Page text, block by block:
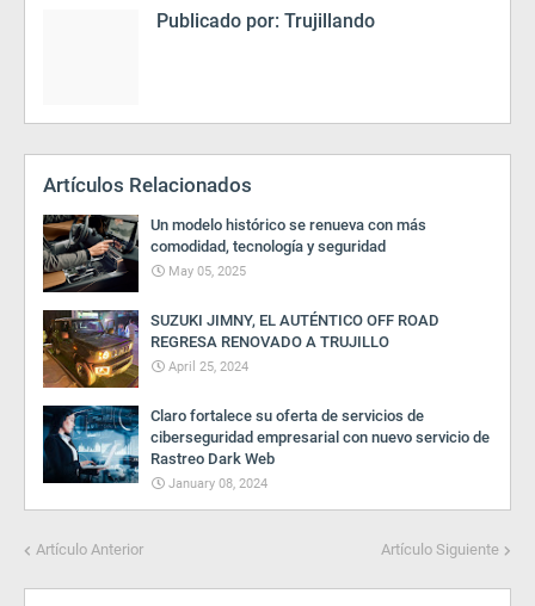
Publicado por: Trujillando
Artículos Relacionados
Un modelo histórico se renueva con más
comodidad, tecnología y seguridad
May 05, 2025
SUZUKI JIMNY, EL AUTÉNTICO OFF ROAD
REGRESA RENOVADO A TRUJILLO
April 25, 2024
Claro fortalece su oferta de servicios de
ciberseguridad empresarial con nuevo servicio de
Rastreo Dark Web
January 08, 2024
Artículo Anterior Artículo Siguiente